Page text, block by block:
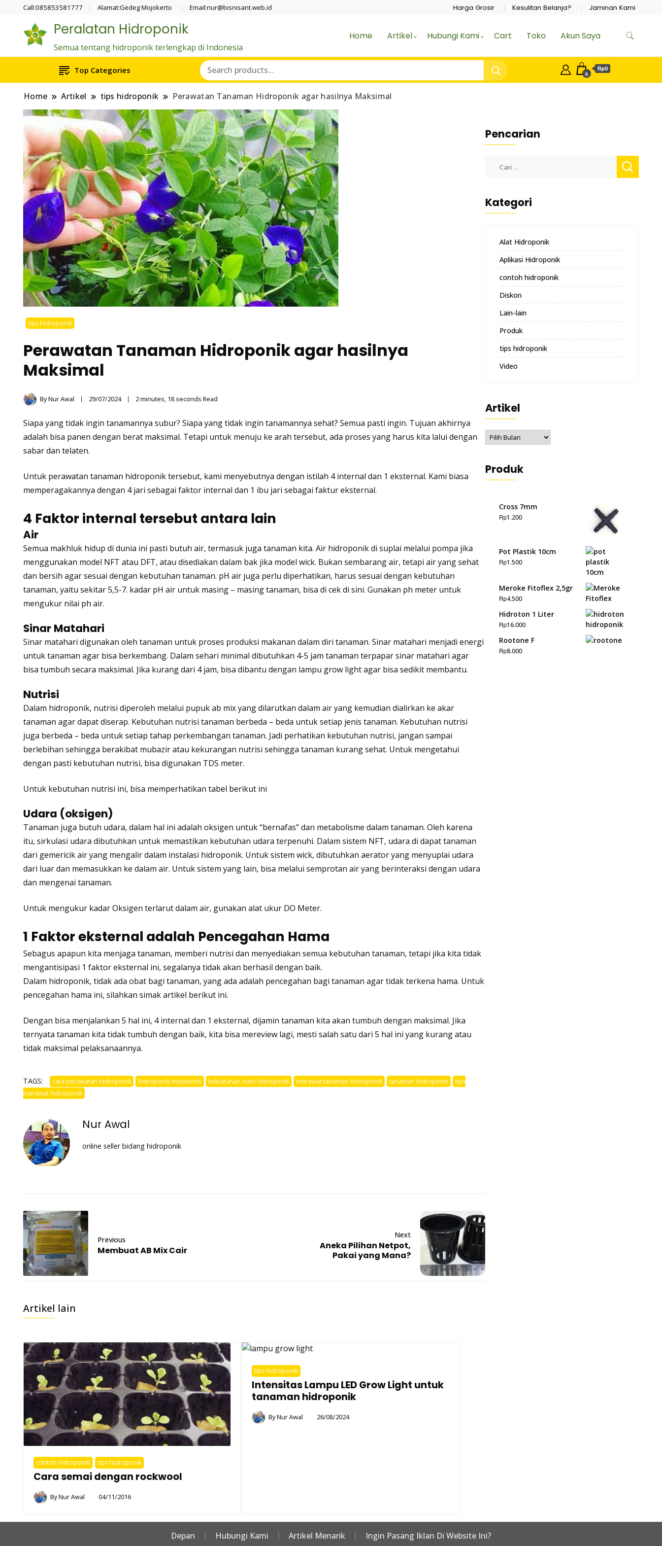
Call:085853581777 Alamat:Gedeg Mojokerto Email:nur@bisnisant.web.id Harga Grosir Kesulitan Belanja? Jaminan Kami
Peralatan Hidroponik
Semua tentang hidroponik terlengkap di Indonesia
Home Artikel Hubungi Kami Cart Toko Akun Saya
Top Categories 0
Rp0
Home Artikel tips hidroponik Perawatan Tanaman Hidroponik agar hasilnya Maksimal
tips hidroponik
Perawatan Tanaman Hidroponik agar hasilnya
Maksimal
ByNur Awal 29/07/2024 2 minutes, 18 seconds Read
Siapa yang tidak ingin tanamannya subur? Siapa yang tidak ingin tanamannya sehat? Semua pasti ingin. Tujuan akhirnya
adalah bisa panen dengan berat maksimal. Tetapi untuk menuju ke arah tersebut, ada proses yang harus kita lalui dengan
sabar dan telaten.
Untuk perawatan tanaman hidroponik tersebut, kami menyebutnya dengan istilah 4 internal dan 1 eksternal. Kami biasa
memperagakannya dengan 4 jari sebagai faktor internal dan 1 ibu jari sebagai faktur eksternal.
4 Faktor internal tersebut antara lain
Air
Semua makhluk hidup di dunia ini pasti butuh air, termasuk juga tanaman kita. Air hidroponik di suplai melalui pompa jika
menggunakan model NFT atau DFT, atau disediakan dalam bak jika model wick. Bukan sembarang air, tetapi air yang sehat
dan bersih agar sesuai dengan kebutuhan tanaman. pH air juga perlu diperhatikan, harus sesuai dengan kebutuhan
tanaman, yaitu sekitar 5,5-7. kadar pH air untuk masing – masing tanaman, bisa di cek di sini. Gunakan ph meter untuk
mengukur nilai ph air.
Sinar Matahari
Sinar matahari digunakan oleh tanaman untuk proses produksi makanan dalam diri tanaman. Sinar matahari menjadi energi
untuk tanaman agar bisa berkembang. Dalam sehari minimal dibutuhkan 4-5 jam tanaman terpapar sinar matahari agar
bisa tumbuh secara maksimal. Jika kurang dari 4 jam, bisa dibantu dengan lampu grow lightagar bisa sedikit membantu.
Nutrisi
Dalam hidroponik, nutrisi diperoleh melalui pupukab mixyang dilarutkan dalam air yang kemudian dialirkan ke akar
tanaman agar dapat diserap. Kebutuhan nutrisi tanaman berbeda – beda untuk setiap jenis tanaman. Kebutuhan nutrisi
juga berbeda – beda untuk setiap tahap perkembangan tanaman. Jadi perhatikan kebutuhan nutrisi, jangan sampai
berlebihan sehingga berakibat mubazir atau kekurangan nutrisi sehingga tanaman kurang sehat. Untuk mengetahui
dengan pasti kebutuhan nutrisi, bisa digunakan TDS meter.
Untuk kebutuhan nutrisi ini, bisa memperhatikan tabel berikut ini
Udara (oksigen)
Tanaman juga butuh udara, dalam hal ini adalah oksigen untuk “bernafas” dan metabolisme dalam tanaman. Oleh karena
itu, sirkulasi udara dibutuhkan untuk memastikan kebutuhan udara terpenuhi. Dalam sistem NFT, udara di dapat tanaman
dari gemericik air yang mengalir dalam instalasi hidroponik. Untuk sistem wick, dibutuhkan aerator yang menyuplai udara
dari luar dan memasukkan ke dalam air. Untuk sistem yang lain, bisa melalui semprotan air yang berinteraksi dengan udara
dan mengenai tanaman.
Untuk mengukur kadar Oksigen terlarut dalam air, gunakan alat ukur DO Meter.
1 Faktor eksternal adalah Pencegahan Hama
Sebagus apapun kita menjaga tanaman, memberi nutrisi dan menyediakan semua kebutuhan tanaman, tetapi jika kita tidak
mengantisipasi 1 faktor eksternal ini, segalanya tidak akan berhasil dengan baik.
Dalam hidroponik, tidak ada obat bagi tanaman, yang ada adalah pencegahan bagi tanaman agar tidak terkena hama. Untuk
pencegahan hama ini, silahkan simakartikel berikut ini.
Dengan bisa menjalankan 5 hal ini, 4 internal dan 1 eksternal, dijamin tanaman kita akan tumbuh dengan maksimal. Jika
ternyata tanaman kita tidak tumbuh dengan baik, kita bisa mereview lagi, mesti salah satu dari 5 hal ini yang kurang atau
tidak maksimal pelaksanaannya.
TAGS: cara perawatan hidroponik hidroponik mojokerto kebutuhan nutri hidroponik merawat tanaman hidroponik tanaman hidroponik
tips
merawat hidroponik
Nur Awal
online seller bidang hidroponik
Previous
Membuat AB Mix Cair
Next
Aneka Pilihan Netpot,
Pakai yang Mana?
Artikel lain
contoh hidroponik tips hidroponik
Cara semai dengan rockwool
ByNur Awal 04/11/2016
tips hidroponik
Intensitas Lampu LED Grow Light untuk
tanaman hidroponik
ByNur Awal 26/08/2024
Pencarian
untuk:
Kategori
Alat Hidroponik
Aplikasi Hidroponik
contoh hidroponik
Diskon
Lain-lain
Produk
tips hidroponik
Video
Artikel
Artikel
Produk
Cross 7mm
Rp1.200
Pot Plastik 10cm
Rp1.500
Meroke Fitoflex 2,5gr
Rp4.500
Hidroton 1 Liter
Rp16.000
Rootone F
Rp8.000
Depan Hubungi Kami Artikel Menarik Ingin Pasang Iklan Di Website Ini?